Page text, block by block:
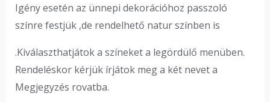
Igény esetén az ünnepi dekorációhoz passzoló
színre festjük ,de rendelhető natur színben is
.Kiválaszthatjátok a színeket a legördülő menüben.
Rendeléskor kérjük írjátok meg a két nevet a
Megjegyzés rovatba.